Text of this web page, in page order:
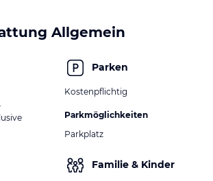
Allgemein
Parken
Kostenpflichtig
Parkmöglichkeiten
Parkplatz
Familie & Kinder